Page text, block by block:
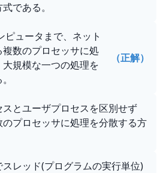
である。
ピュータまで、ネット
数のプロセッサに処
規模な一つの処理を
（正解）
スとユーザプロセスを区別せず
プロセッサに処理を分散する方
レッド(プログラムの実行単位)